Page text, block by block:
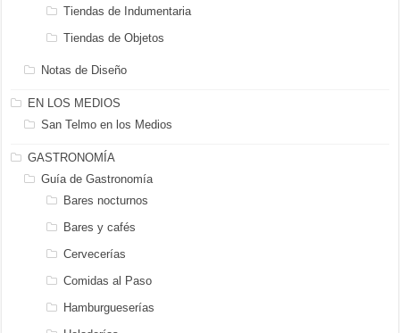
Tiendas de Indumentaria
Tiendas de Objetos
Notas de Diseño
EN LOS MEDIOS
San Telmo en los Medios
GASTRONOMÍA
Guía de Gastronomía
Bares nocturnos
Bares y cafés
Cervecerías
Comidas al Paso
Hamburgueserías